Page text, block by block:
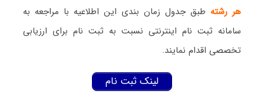
هر رشته طبق جدول زمان بندی این اطلاعیه با مراجعه به
سامانه ثبت نام اینترنتی نسبت به ثبت نام برای ارزیابی
تخصصی اقدام نمایند.
لینک ثبت نام